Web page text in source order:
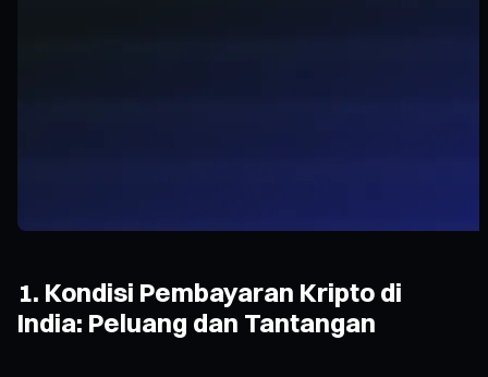
1. Kondisi Pembayaran Kripto di
India: Peluang dan Tantangan